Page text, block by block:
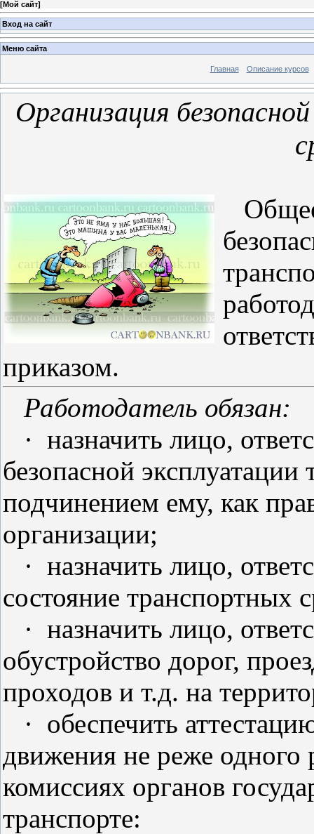
[Мой сайт]
Вход на сайт
Меню сайта
Главная Описание курсов
Организация
приказом.
Работодатель обязан:
· назначить лицо,
безопасной эксплуатации
подчинением ему, как
организации;
· назначить лицо,
состояние транспортных
· назначить лицо,
обустройство дорог,
проходов и т.д. на
· обеспечить
движения не реже одного
комиссиях органов
транспорте: